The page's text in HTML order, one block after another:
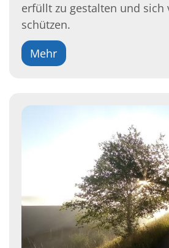
erfüllt zu gestalten und sich
schützen.
Mehr